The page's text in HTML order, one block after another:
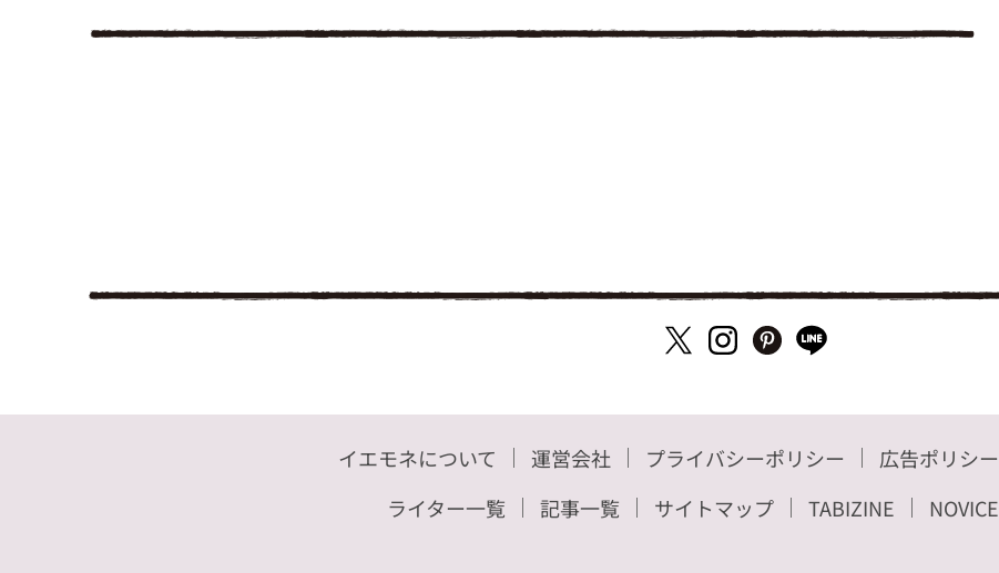
イエモネについて 運営会社 プライバシーポリシー 広告ポリシー
ライター一覧
記事一覧 サイトマップ TABIZINE NOVICE